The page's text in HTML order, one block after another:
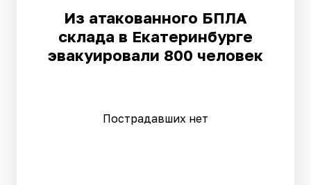
Из атакованного БПЛА
склада в Екатеринбурге
эвакуировали 800 человек
Пострадавших нет